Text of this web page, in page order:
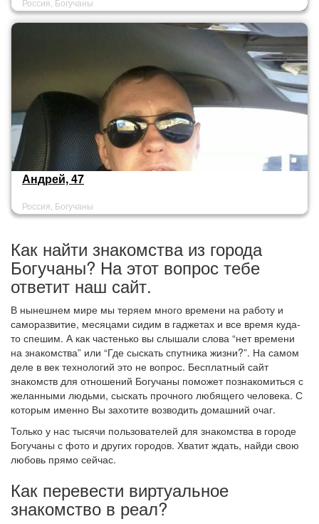
Россия, Богучаны
Андрей, 47
Россия, Богучаны
Как найти знакомства из города
Богучаны? На этот вопрос тебе
ответит наш сайт.
В нынешнем мире мы теряем много времени на работу и
саморазвитие, месяцами сидим в гаджетах и все время куда-
то спешим. А как частенько вы слышали слова “нет времени
на знакомства” или “Где сыскать спутника жизни?”. На самом
деле в век технологий это не вопрос. Бесплатный сайт
знакомств для отношений Богучаны поможет познакомиться с
желанными людьми, сыскать прочного любящего человека. С
которым именно Вы захотите возводить домашний очаг.
Только у нас тысячи пользователей для знакомства в городе
Богучаны с фото и других городов. Хватит ждать, найди свою
любовь прямо сейчас.
Как перевести виртуальное
знакомство в реал?